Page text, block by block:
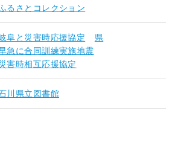
るさとコレクション
阜と災害時応援協定
県
急に合同訓練実施地震
害時相互応援協定
川県立図書館